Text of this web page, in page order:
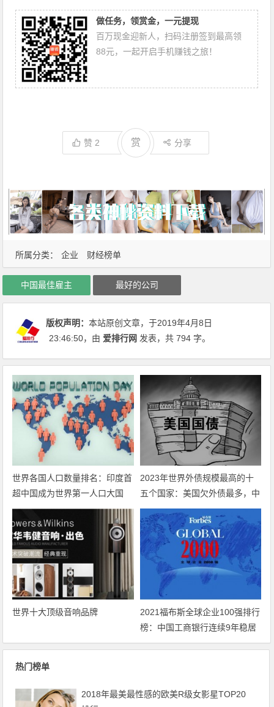
所属分类： 企业 财经榜单
做任务，领赏金，一元提现
百万现金迎新人，扫码注册签到最高领
88元，一起开启手机赚钱之旅！
赞 2 赏 分享
中国最佳雇主 最好的公司
版权声明：本站原创文章，于2019年4月8日
23:46:50，由 爱排行网 发表，共 794 字。
世界各国人口数量排名：印度首
超中国成为世界第一人口大国
2023年世界外债规模最高的十
五个国家：美国欠外债最多，中
国第几？
世界十大顶级音响品牌
2021福布斯全球企业100强排行
榜：中国工商银行连续9年稳居
第一宝座
热门榜单
2018年最美最性感的欧美R级女影星TOP20